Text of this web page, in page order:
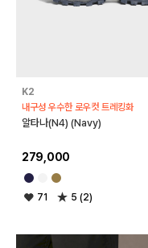
K2
내구성 우수한 로우컷 트레킹화
알타나(N4) (Navy)
279,000
71 5 (2)